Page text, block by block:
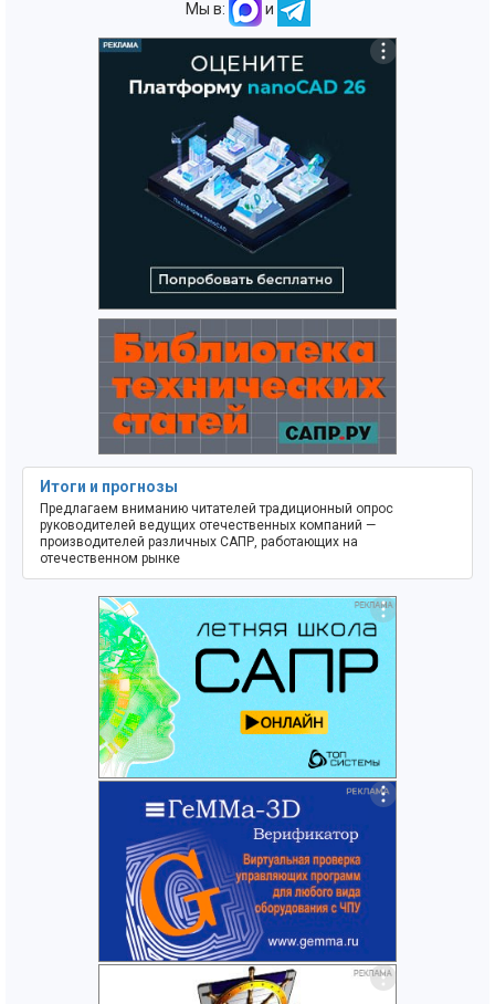
Мы в: и
Итоги и прогнозы
Предлагаем вниманию читателей традиционный опрос
руководителей ведущих отечественных компаний —
производителей различных САПР, работающих на
отечественном рынке